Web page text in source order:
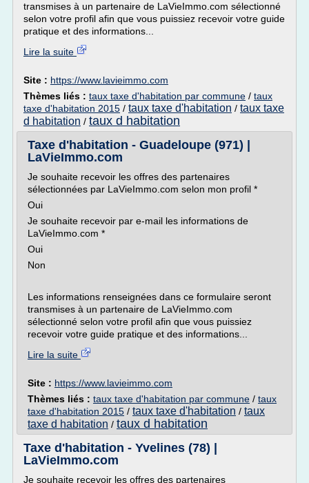
transmises à un partenaire de LaVieImmo.com sélectionné
selon votre profil afin que vous puissiez recevoir votre guide
pratique et des informations...
Lire la suite
Site : https://www.lavieimmo.com
Thèmes liés : taux taxe d'habitation par commune / taux
taxe d'habitation 2015 / taux taxe d'habitation / taux taxe
d habitation / taux d habitation
Taxe d'habitation - Guadeloupe (971) |
LaVieImmo.com
Je souhaite recevoir les offres des partenaires
sélectionnées par LaVieImmo.com selon mon profil *
Oui
Je souhaite recevoir par e-mail les informations de
LaVieImmo.com *
Oui
Non
Les informations renseignées dans ce formulaire seront
transmises à un partenaire de LaVieImmo.com
sélectionné selon votre profil afin que vous puissiez
recevoir votre guide pratique et des informations...
Lire la suite
Site : https://www.lavieimmo.com
Thèmes liés : taux taxe d'habitation par commune / taux
taxe d'habitation 2015 / taux taxe d'habitation / taux
taxe d habitation / taux d habitation
Taxe d'habitation - Yvelines (78) |
LaVieImmo.com
Je souhaite recevoir les offres des partenaires